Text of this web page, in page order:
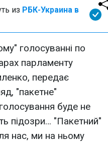
из РБК-Украина в
голосуванні по
парламенту
передає
"пакетне"
буде не
підозри… "Пакетний"
нас, ми на ньому